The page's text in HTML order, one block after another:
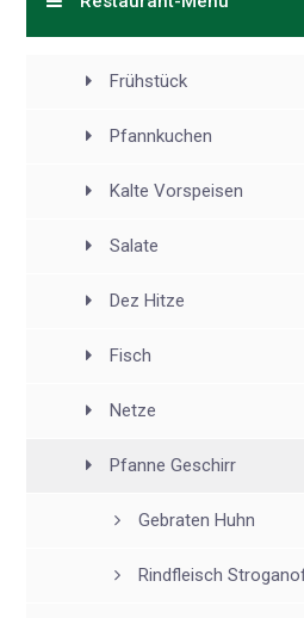
Frühstück
Pfannkuchen
Kalte Vorspeisen
Salate
Dez Hitze
Fisch
Netze
Pfanne Geschirr
Gebraten Huhn
Rindfleisch